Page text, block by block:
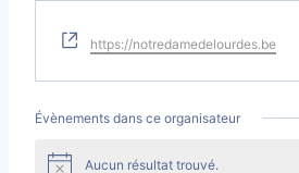
Site
web
https://notredamedelourdes.be
Évènements dans ce organisateur
Aucun résultat trouvé.